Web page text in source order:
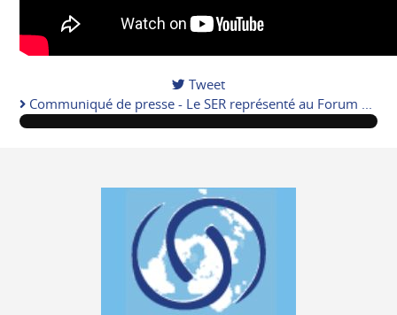
Tweet
Communiqué de presse - Le SER représenté au Forum ...